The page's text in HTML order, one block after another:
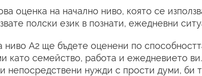
оценка на начално ниво, която се
полски език в познати, ежедневни
ниво А2 ще бъдете оценени по
като семейство, работа и ежедневието
непосредствени нужди с прости думи, би